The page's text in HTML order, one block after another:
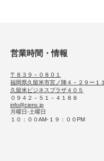
営業時間・情報
〒８３９－０８０１
福岡県久留米市宮ノ陣４－２９ー１１
久留米ビジネスプラザ４０５
０９４２－５１－４１８８
info@ciens.jp
月曜日-土曜日
１０：００AM-１９：００PM